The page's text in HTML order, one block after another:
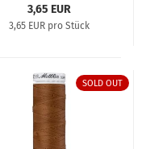
3,65 EUR
3,65 EUR pro Stück
SOLD OUT